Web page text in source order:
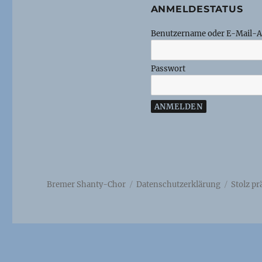
ANMELDESTATUS
Benutzername oder E-Mail-
Passwort
Bremer Shanty-Chor Datenschutzerklärung Stolz